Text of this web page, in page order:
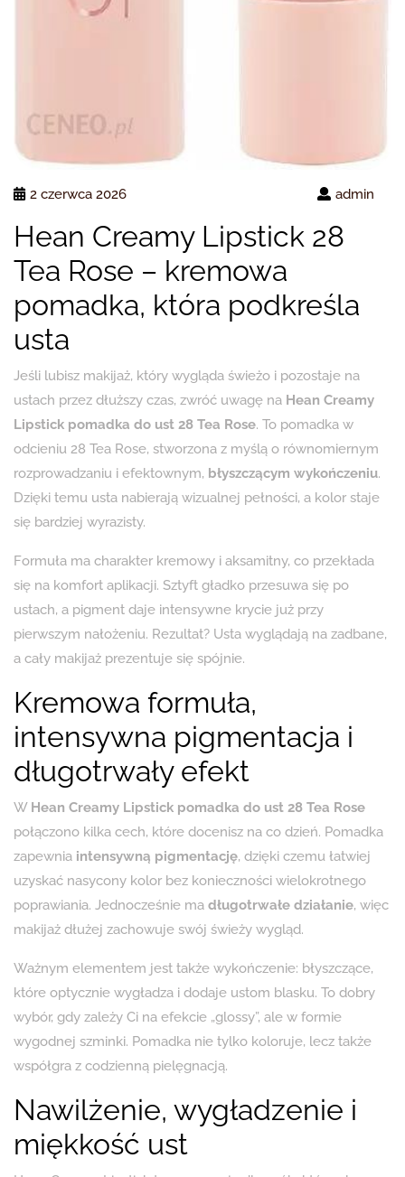
2 czerwca 2026 admin
Hean Creamy Lipstick 28
Tea Rose – kremowa
pomadka, która podkreśla
usta
Jeśli lubisz makijaż, który wygląda świeżo i pozostaje na
ustach przez dłuższy czas, zwróć uwagę na Hean Creamy
Lipstick pomadka do ust 28 Tea Rose. To pomadka w
odcieniu 28 Tea Rose, stworzona z myślą o równomiernym
rozprowadzaniu i efektownym, błyszczącym wykończeniu.
Dzięki temu usta nabierają wizualnej pełności, a kolor staje
się bardziej wyrazisty.
Formuła ma charakter kremowy i aksamitny, co przekłada
się na komfort aplikacji. Sztyft gładko przesuwa się po
ustach, a pigment daje intensywne krycie już przy
pierwszym nałożeniu. Rezultat? Usta wyglądają na zadbane,
a cały makijaż prezentuje się spójnie.
Kremowa formuła,
intensywna pigmentacja i
długotrwały efekt
W Hean Creamy Lipstick pomadka do ust 28 Tea Rose
połączono kilka cech, które docenisz na co dzień. Pomadka
zapewnia intensywną pigmentację, dzięki czemu łatwiej
uzyskać nasycony kolor bez konieczności wielokrotnego
poprawiania. Jednocześnie ma długotrwałe działanie, więc
makijaż dłużej zachowuje swój świeży wygląd.
Ważnym elementem jest także wykończenie: błyszczące,
które optycznie wygładza i dodaje ustom blasku. To dobry
wybór, gdy zależy Ci na efekcie „glossy”, ale w formie
wygodnej szminki. Pomadka nie tylko koloruje, lecz także
współgra z codzienną pielęgnacją.
Nawilżenie, wygładzenie i
miękkość ust